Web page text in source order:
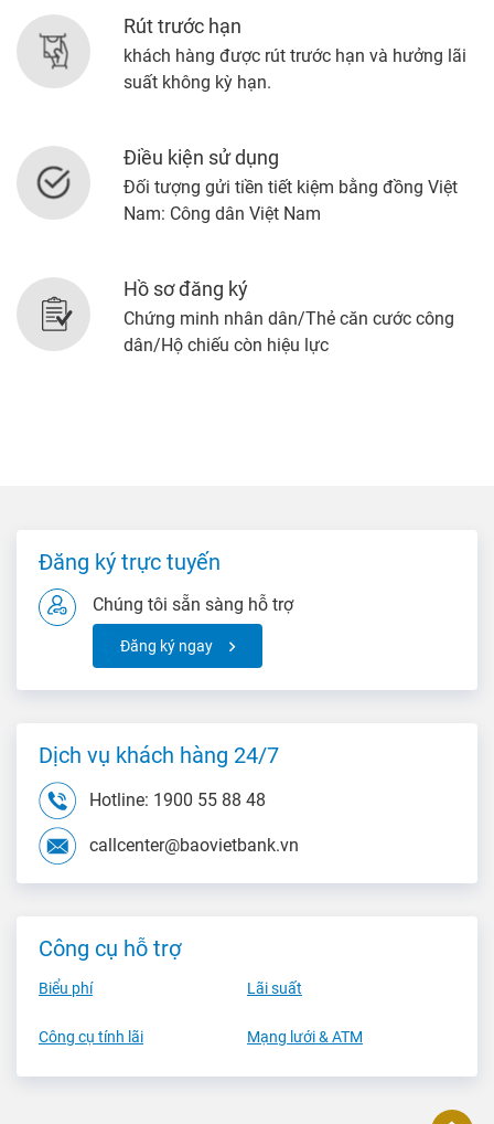
Rút trước hạn
khách hàng được rút trước hạn và hưởng lãi
suất không kỳ hạn.
Điều kiện sử dụng
Đối tượng gửi tiền tiết kiệm bằng đồng Việt
Nam: Công dân Việt Nam
Hồ sơ đăng ký
Chứng minh nhân dân/Thẻ căn cước công
dân/Hộ chiếu còn hiệu lực
Đăng ký trực tuyến
Chúng tôi sẵn sàng hỗ trợ
Đăng ký ngay
Dịch vụ khách hàng 24/7
Hotline: 1900 55 88 48
callcenter@baovietbank.vn
Công cụ hỗ trợ
Biểu phí Lãi suất
Công cụ tính lãi Mạng lưới & ATM